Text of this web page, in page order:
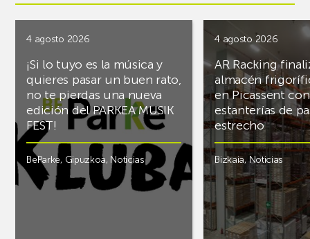
4 agosto 2026
¡Si lo tuyo es la música y
quieres pasar un buen rato,
no te pierdas una nueva
edición del PARKEA MUSIK
FEST!
BeParke, Gipuzkoa, Noticias
4 agosto 2026
AR Racking
almacén
en Picassent con
estanterías de
estrecho
Bizkaia,Noticias